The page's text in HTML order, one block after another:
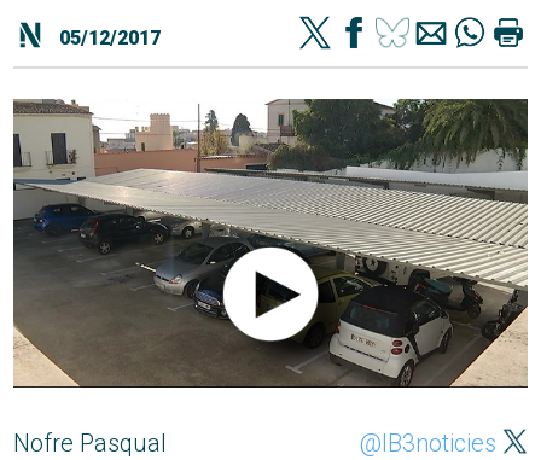
05/12/2017
Nofre Pasqual @IB3noticies